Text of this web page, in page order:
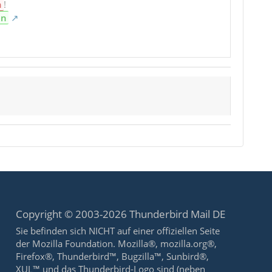
!
Copyright © 2003-2026 Thunderbird Mail DE
Sie befinden sich NICHT auf einer offiziellen Seite
der Mozilla Foundation. Mozilla®, mozilla.org®,
Firefox®, Thunderbird™, Bugzilla™, Sunbird®,
XUL™ und das Thunderbird-Logo sind (neben